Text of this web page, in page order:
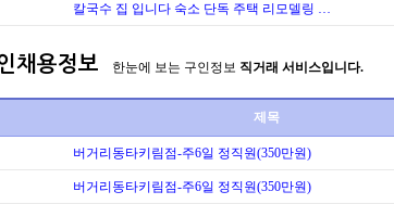
칼국수 집 입니다 숙소 단독 주택 리모델링 …
채용정보 한눈에 보는 구인정보 직거래 서비스입니다.
제목
버거리동타키림점-주6일 정직원(350만원)
버거리동타키림점-주6일 정직원(350만원)